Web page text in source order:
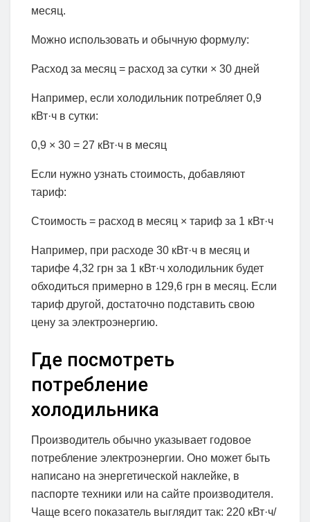
месяц.
Можно использовать и обычную формулу:
Расход за месяц = расход за сутки × 30 дней
Например, если холодильник потребляет 0,9
кВт·ч в сутки:
0,9 × 30 = 27 кВт·ч в месяц
Если нужно узнать стоимость, добавляют
тариф:
Стоимость = расход в месяц × тариф за 1 кВт·ч
Например, при расходе 30 кВт·ч в месяц и
тарифе 4,32 грн за 1 кВт·ч холодильник будет
обходиться примерно в 129,6 грн в месяц. Если
тариф другой, достаточно подставить свою
цену за электроэнергию.
Где посмотреть
потребление
холодильника
Производитель обычно указывает годовое
потребление электроэнергии. Оно может быть
написано на энергетической наклейке, в
паспорте техники или на сайте производителя.
Чаще всего показатель выглядит так: 220 кВт·ч/